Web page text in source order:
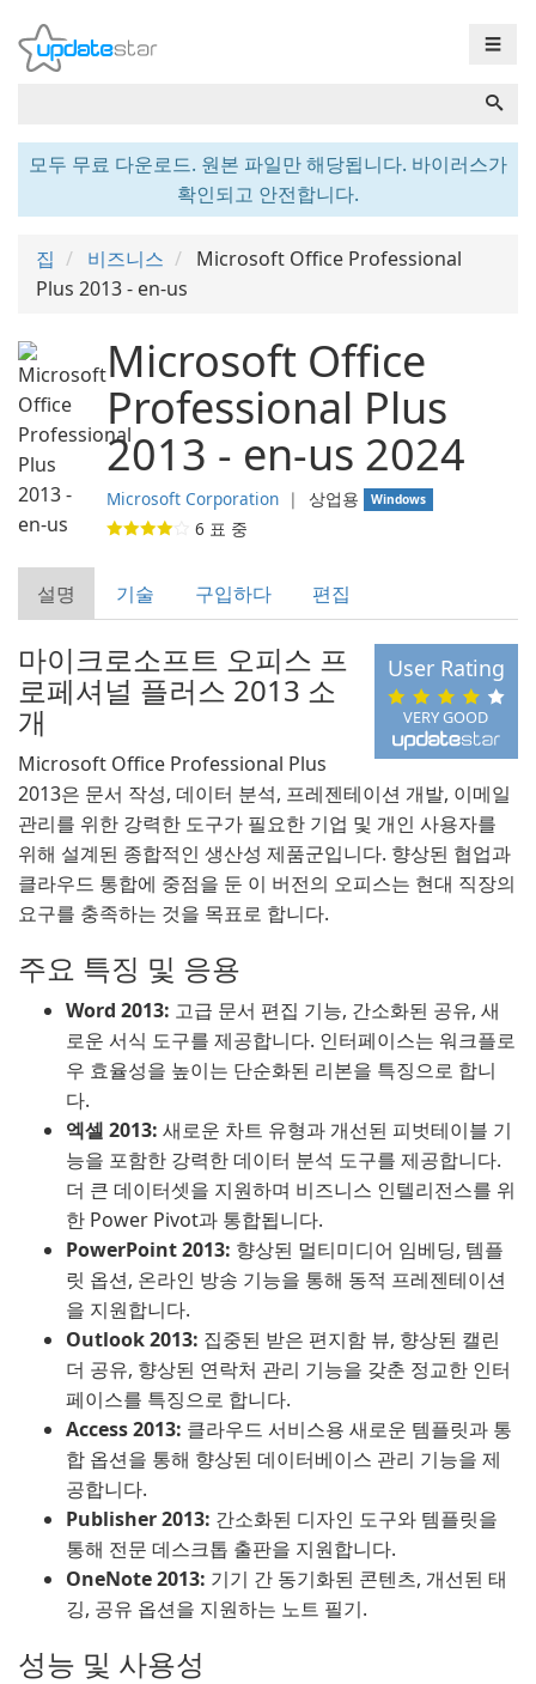
☰
모두 무료 다운로드. 원본 파일만 해당됩니다. 바이러스가
확인되고 안전합니다.
집 비즈니스
Microsoft Office Professional
Plus 2013 - en-us
Microsoft Office
Professional Plus
2013 - en-us 2024
Microsoft Corporation ❘ 상업용 Windows
6 표 중
설명 기술 구입하다 편집
VERY GOOD
User Rating
마이크로소프트 오피스 프
로페셔널 플러스 2013 소
개
Microsoft Office Professional Plus
2013은 문서 작성, 데이터 분석, 프레젠테이션 개발, 이메일
관리를 위한 강력한 도구가 필요한 기업 및 개인 사용자를
위해 설계된 종합적인 생산성 제품군입니다. 향상된 협업과
클라우드 통합에 중점을 둔 이 버전의 오피스는 현대 직장의
요구를 충족하는 것을 목표로 합니다.
주요 특징 및 응용
Word 2013: 고급 문서 편집 기능, 간소화된 공유, 새
로운 서식 도구를 제공합니다. 인터페이스는 워크플로
우 효율성을 높이는 단순화된 리본을 특징으로 합니
다.
엑셀 2013: 새로운 차트 유형과 개선된 피벗테이블 기
능을 포함한 강력한 데이터 분석 도구를 제공합니다.
더 큰 데이터셋을 지원하며 비즈니스 인텔리전스를 위
한 Power Pivot과 통합됩니다.
PowerPoint 2013: 향상된 멀티미디어 임베딩, 템플
릿 옵션, 온라인 방송 기능을 통해 동적 프레젠테이션
을 지원합니다.
Outlook 2013: 집중된 받은 편지함 뷰, 향상된 캘린
더 공유, 향상된 연락처 관리 기능을 갖춘 정교한 인터
페이스를 특징으로 합니다.
Access 2013: 클라우드 서비스용 새로운 템플릿과 통
합 옵션을 통해 향상된 데이터베이스 관리 기능을 제
공합니다.
Publisher 2013: 간소화된 디자인 도구와 템플릿을
통해 전문 데스크톱 출판을 지원합니다.
OneNote 2013: 기기 간 동기화된 콘텐츠, 개선된 태
깅, 공유 옵션을 지원하는 노트 필기.
성능 및 사용성